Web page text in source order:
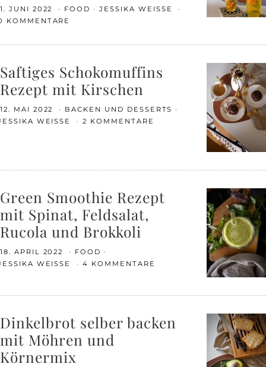
1. JUNI 2022 FOOD
JESSIKA WEISSE
KOMMENTARE
Saftiges Schokomuffins
Rezept mit Kirschen
12. MAI 2022
BACKEN UND DESSERTS
WEISSE
2 KOMMENTARE
Green Smoothie Rezept
mit Spinat, Feldsalat,
Rucola und Brokkoli
18. APRIL 2022
FOOD
WEISSE
4 KOMMENTARE
Dinkelbrot selber backen
mit Möhren und
Körnermix